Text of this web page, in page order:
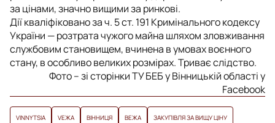
за цінами, значно вищими за ринкові.
Дії кваліфіковано за ч. 5 ст. 191 Кримінального кодексу
України — розтрата чужого майна шляхом зловживання
службовим становищем, вчинена в умовах воєнного
стану, в особливо великих розмірах. Триває слідство.
Фото – зі сторінки ТУ БЕБ у Вінницькій області у
Facebook
VINNYTSIA VЕЖА ВІННИЦЯ ВЕЖА ЗАКУПІВЛЯ ЗА ВИЩУ ЦІНУ